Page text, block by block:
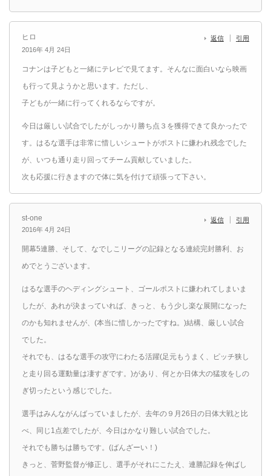
ヒロ
2016年 4月 24日
返信 引用
コナンは子どもと一緒にテレビで見てます。そんなに面白いなら映画
も行って見ようかと思います。ただし、
子どもが一緒に行ってくれるならですが。
今日は厳しい試合でしたがしっかり勝ち点３を獲得できて良かったで
す。はるな選手は非常に惜しいシュートがポストに嫌われ残念でした
が、いつも通り走り回ってチーム貢献していました。
次も応援に行きますので体に気を付けて頑張って下さい。
st-one
2016年 4月 24日
返信 引用
開幕5連勝、そして、なでしこリーグの記録となる連続完封勝利、お
めでとうございます。
はるな選手のヘディングシュート、ゴールポストに嫌われてしまいま
したが、あれが決まっていれば、きっと、もう少し楽な展開になった
のかも知れませんが、(本当に惜しかったですね。)結構、厳しい試合
でした。
それでも、はるな選手の攻守にわたる活躍(足元もうまく、ピッチ狭し
と走り回る運動量は凄すぎです。)があり、何とか日体大の猛攻をしの
ぎ切ったという感じでした。
選手はみんながんばっていましたが、去年の９月26日の日体大戦と比
べ、同じ1点差でしたが、今日はかなり難しい試合でした。
それでも勝ちは勝ちです。(ばんざーい！)
きっと、菅野監督が修正し、選手がそれにこたえ、連勝記録を伸ばし